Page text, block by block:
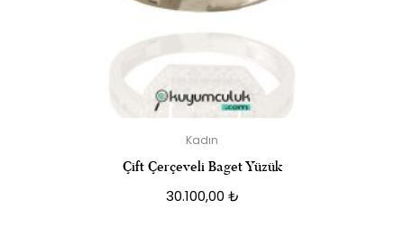
Kadın
Çift Çerçeveli Baget Yüzük
30.100,00 ₺